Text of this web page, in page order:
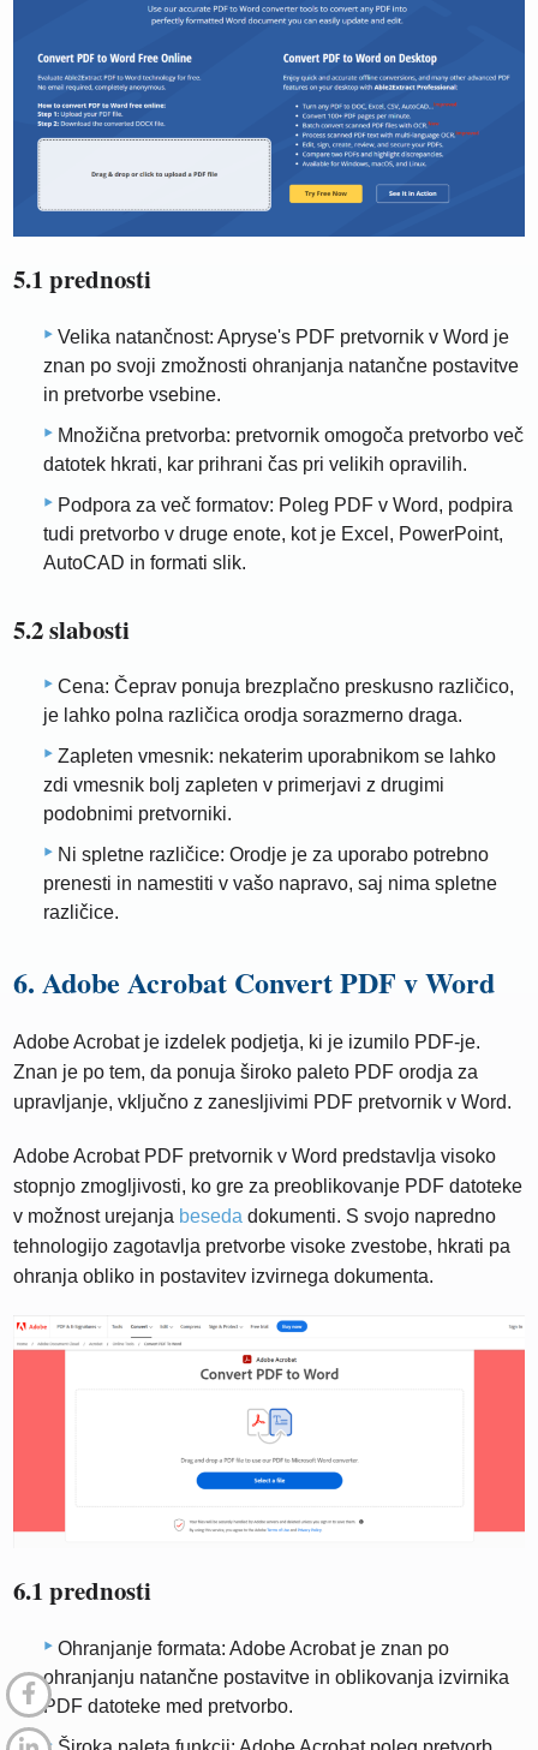
5.1 prednosti
Velika natančnost: Apryse's PDF pretvornik v Word je
znan po svoji zmožnosti ohranjanja natančne postavitve
in pretvorbe vsebine.
Množična pretvorba: pretvornik omogoča pretvorbo več
datotek hkrati, kar prihrani čas pri velikih opravilih.
Podpora za več formatov: Poleg PDF v Word, podpira
tudi pretvorbo v druge enote, kot je Excel, PowerPoint,
AutoCAD in formati slik.
5.2 slabosti
Cena: Čeprav ponuja brezplačno preskusno različico,
je lahko polna različica orodja sorazmerno draga.
Zapleten vmesnik: nekaterim uporabnikom se lahko
zdi vmesnik bolj zapleten v primerjavi z drugimi
podobnimi pretvorniki.
Ni spletne različice: Orodje je za uporabo potrebno
prenesti in namestiti v vašo napravo, saj nima spletne
različice.
6. Adobe Acrobat Convert PDF v Word
Adobe Acrobat je izdelek podjetja, ki je izumilo PDF-je.
Znan je po tem, da ponuja široko paleto PDF orodja za
upravljanje, vključno z zanesljivimi PDF pretvornik v Word.
Adobe Acrobat PDF pretvornik v Word predstavlja visoko
stopnjo zmogljivosti, ko gre za preoblikovanje PDF datoteke
v možnost urejanja beseda dokumenti. S svojo napredno
tehnologijo zagotavlja pretvorbe visoke zvestobe, hkrati pa
ohranja obliko in postavitev izvirnega dokumenta.
6.1 prednosti
Ohranjanje formata: Adobe Acrobat je znan po
ohranjanju natančne postavitve in oblikovanja izvirnika
PDF datoteke med pretvorbo.